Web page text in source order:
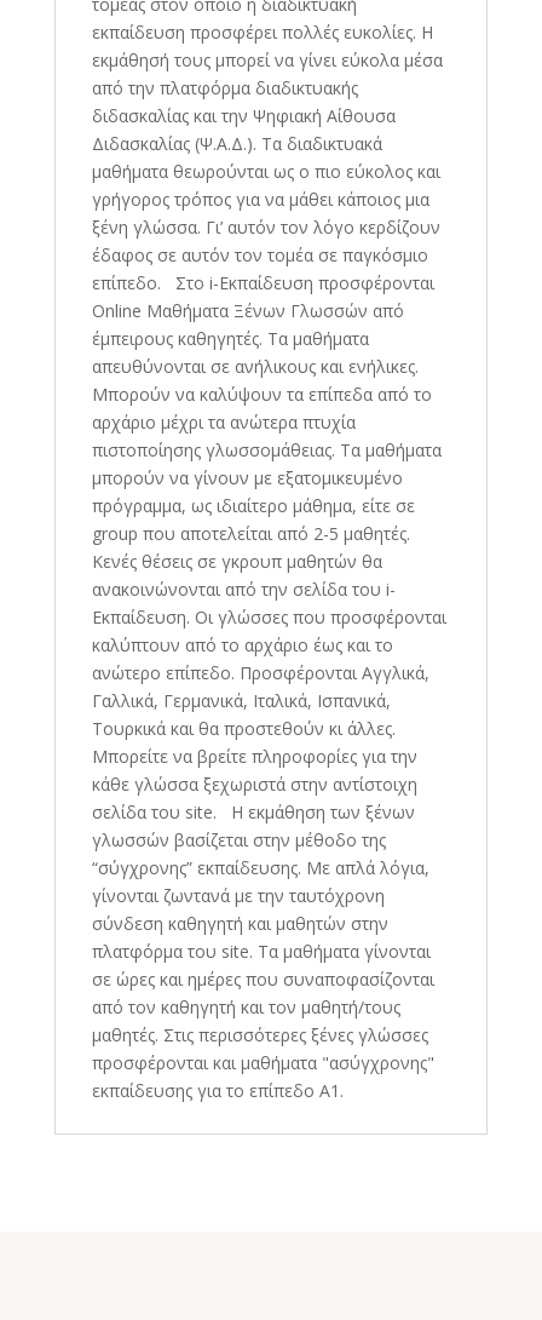
εκπαίδευση προσφέρει πολλές ευκολίες. Η
εκμάθησή τους μπορεί να γίνει εύκολα μέσα
από την πλατφόρμα διαδικτυακής
διδασκαλίας και την Ψηφιακή Αίθουσα
Διδασκαλίας (Ψ.Α.Δ.). Τα διαδικτυακά
μαθήματα θεωρούνται ως ο πιο εύκολος και
γρήγορος τρόπος για να μάθει κάποιος μια
ξένη γλώσσα. Γι’ αυτόν τον λόγο κερδίζουν
έδαφος σε αυτόν τον τομέα σε παγκόσμιο
επίπεδο. Στο i-Εκπαίδευση προσφέρονται
Online Μαθήματα Ξένων Γλωσσών από
έμπειρους καθηγητές. Τα μαθήματα
απευθύνονται σε ανήλικους και ενήλικες.
Μπορούν να καλύψουν τα επίπεδα από το
αρχάριο μέχρι τα ανώτερα πτυχία
πιστοποίησης γλωσσομάθειας. Τα μαθήματα
μπορούν να γίνουν με εξατομικευμένο
πρόγραμμα, ως ιδιαίτερο μάθημα, είτε σε
group που αποτελείται από 2-5 μαθητές.
Κενές θέσεις σε γκρουπ μαθητών θα
ανακοινώνονται από την σελίδα του i-
Εκπαίδευση. Οι γλώσσες που προσφέρονται
καλύπτουν από το αρχάριο έως και το
ανώτερο επίπεδο. Προσφέρονται Αγγλικά,
Γαλλικά, Γερμανικά, Ιταλικά, Ισπανικά,
Τουρκικά και θα προστεθούν κι άλλες.
Μπορείτε να βρείτε πληροφορίες για την
κάθε γλώσσα ξεχωριστά στην αντίστοιχη
σελίδα του site. Η εκμάθηση των ξένων
γλωσσών βασίζεται στην μέθοδο της
“σύγχρονης” εκπαίδευσης. Με απλά λόγια,
γίνονται ζωντανά με την ταυτόχρονη
σύνδεση καθηγητή και μαθητών στην
πλατφόρμα του site. Τα μαθήματα γίνονται
σε ώρες και ημέρες που συναποφασίζονται
από τον καθηγητή και τον μαθητή/τους
μαθητές. Στις περισσότερες ξένες γλώσσες
προσφέρονται και μαθήματα "ασύγχρονης"
εκπαίδευσης για το επίπεδο Α1.